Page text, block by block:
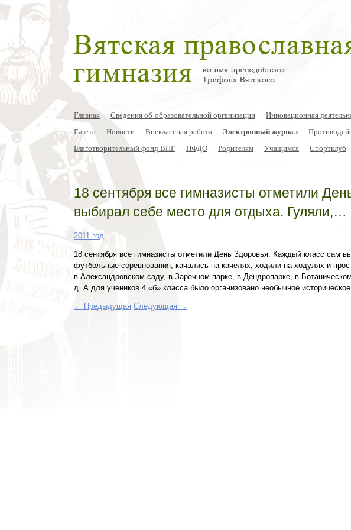
Главная Сведения об образовательной организации
Инновационная
Газета
Новости Внеклассная работа Электронный журнал
Благотворительный фонд ВПГ
ПФДО Родителям Учащимся Спортклуб
18 сентября все гимназисты отметили
выбирал себе место для отдыха. Гуляли,…
2011 год
18 сентября все гимназисты отметили День Здоровья. Каждый класс сам
футбольные соревнования, качались на качелях, ходили на ходулях и
в Александровском саду, в Заречном парке, в Дендропарке, в
д. А для учеников 4 «б» класса было организовано необычное
← Предыдущая Следующая →